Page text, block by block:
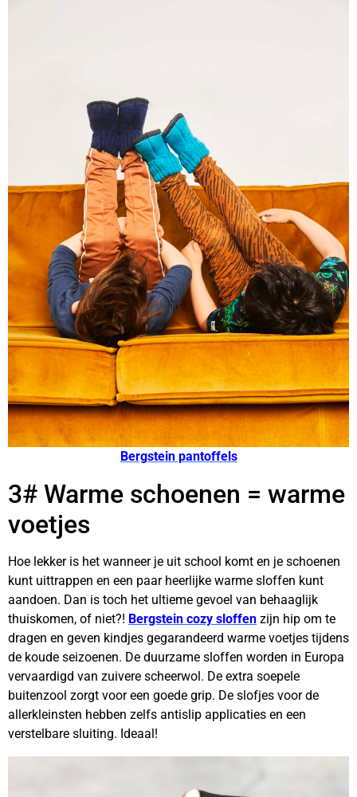
Bergstein pantoffels
3# Warme schoenen = warme
voetjes
Hoe lekker is het wanneer je uit school komt en je schoenen
kunt uittrappen en een paar heerlijke warme sloffen kunt
aandoen. Dan is toch het ultieme gevoel van behaaglijk
thuiskomen, of niet?! Bergstein cozy sloffen zijn hip om te
dragen en geven kindjes gegarandeerd warme voetjes tijdens
de koude seizoenen. De duurzame sloffen worden in Europa
vervaardigd van zuivere scheerwol. De extra soepele
buitenzool zorgt voor een goede grip. De slofjes voor de
allerkleinsten hebben zelfs antislip applicaties en een
verstelbare sluiting. Ideaal!